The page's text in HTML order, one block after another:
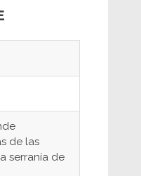
de las
serranía de